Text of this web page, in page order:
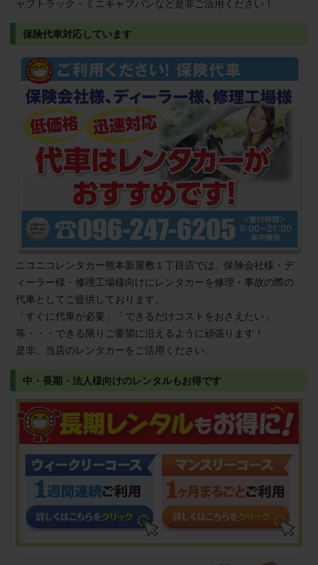
ャブトラック・ミニキャブバンなど是非ご活用ください！
保険代車対応しています
ニコニコレンタカー熊本新屋敷１丁目店では、保険会社様・デ
ィーラー様・修理工場様向けにレンタカーを修理・事故の際の
代車としてご提供しております。
「すぐに代車が必要」「できるだけコストをおさえたい」
等・・・できる限りご要望に沿えるように頑張ります！
是非、当店のレンタカーをご活用ください。
中・長期・法人様向けのレンタルもお得です